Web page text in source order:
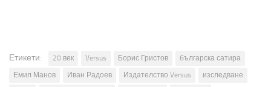
Етикети: 20 век Versus Борис Гристов
българска сатира
Емил Манов
Иван Радоев Издателство Versus
изследване